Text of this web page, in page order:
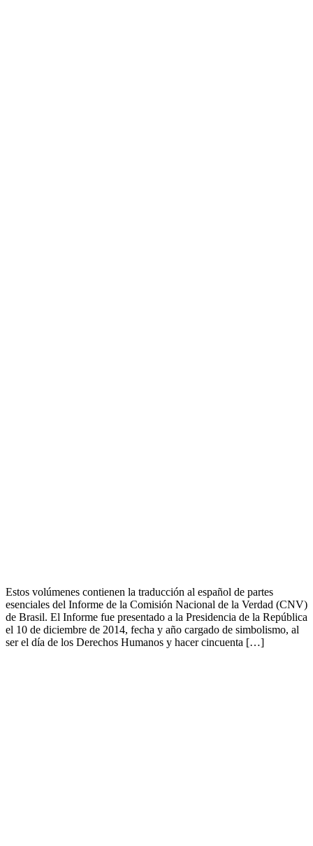
Estos volúmenes contienen la traducción al español de partes
esenciales del Informe de la Comisión Nacional de la Verdad (CNV)
de Brasil. El Informe fue presentado a la Presidencia de la República
el 10 de diciembre de 2014, fecha y año cargado de simbolismo, al
ser el día de los Derechos Humanos y hacer cincuenta […]